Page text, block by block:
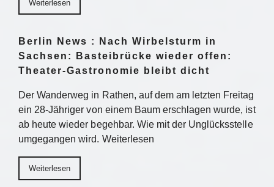
Weiterlesen
Berlin News : Nach Wirbelsturm in
Sachsen: Basteibrücke wieder offen:
Theater-Gastronomie bleibt dicht
Der Wanderweg in Rathen, auf dem am letzten Freitag
ein 28-Jähriger von einem Baum erschlagen wurde, ist
ab heute wieder begehbar. Wie mit der Unglücksstelle
umgegangen wird. Weiterlesen
Weiterlesen